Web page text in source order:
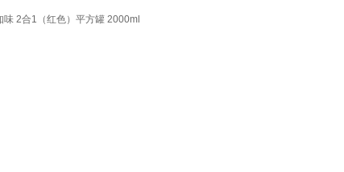
2合1（红色）平方罐 2000ml